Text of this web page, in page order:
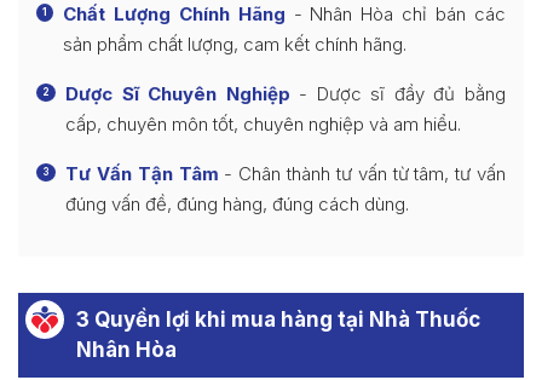
1 Chất Lượng Chính Hãng - Nhân Hòa chỉ bán các
sản phẩm chất lượng, cam kết chính hãng.
2 Dược Sĩ Chuyên Nghiệp - Dược sĩ đầy đủ bằng
cấp, chuyên môn tốt, chuyên nghiệp và am hiểu.
3 Tư Vấn Tận Tâm - Chân thành tư vấn từ tâm, tư vấn
đúng vấn đề, đúng hàng, đúng cách dùng.
3 Quyền lợi khi mua hàng tại Nhà Thuốc
Nhân Hòa